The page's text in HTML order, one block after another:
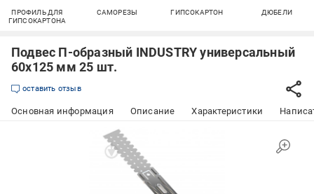
ПРОФИЛЬ ДЛЯ
ГИПСОКАРТОНА
САМОРЕЗЫ ГИПСОКАРТОН ДЮБЕЛИ
Подвес П-образный INDUSTRY универсальный
60х125 мм 25 шт.
оставить отзыв
Основная информация Описание Характеристики